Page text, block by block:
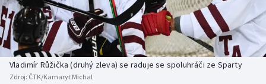
Baseball a softbal
Basketbal
Biatlon
Soutěže
Historické návraty
Aplikace ČT sport
Vladimír Růžička (druhý zleva) se raduje se spoluhráči ze Sparty
Zdroj: ČTK/Kamaryt Michal